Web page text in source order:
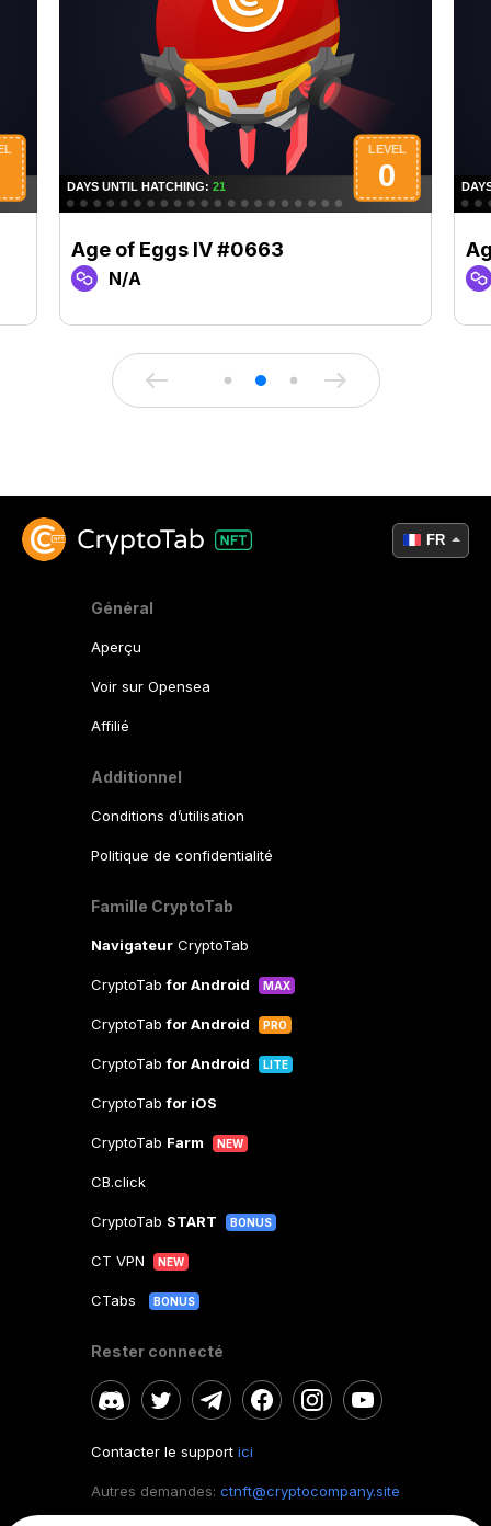
Age of Eggs IV #0663
N/A
Général
Aperçu
Voir sur Opensea
Affilié
Additionnel
Conditions d’utilisation
Politique de confidentialité
Famille CryptoTab
Navigateur CryptoTab
CryptoTabfor Android MAX
CryptoTabfor Android PRO
CryptoTabfor Android LITE
CryptoTabfor iOS
CryptoTab Farm NEW
CB.click
CryptoTab START BONUS
CT VPN NEW
CTabs BONUS
Rester connecté
Contacter le support ici
Autres demandes: ctnft@cryptocompany.site
FR